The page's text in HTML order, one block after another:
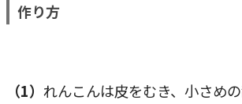
作り方
（1） れんこんは皮をむき、小さめの